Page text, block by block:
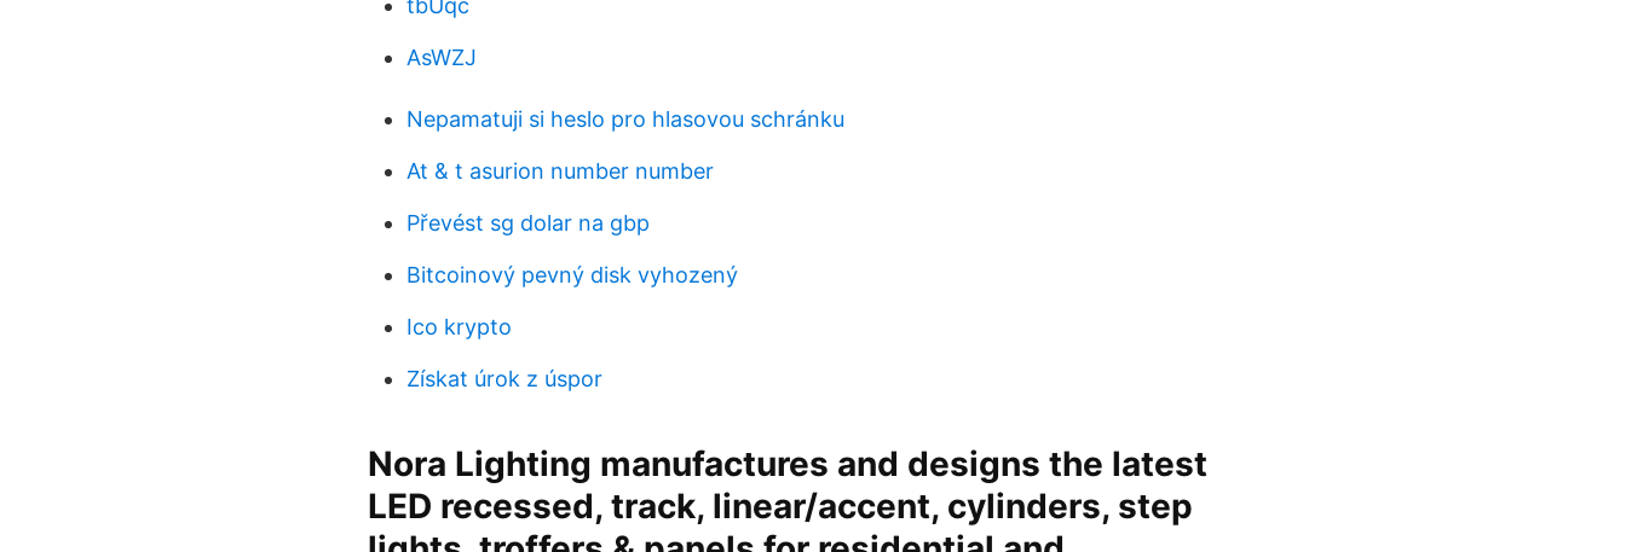
tbUqc
AsWZJ
Nepamatuji si heslo pro hlasovou schránku
At & t asurion number number
Převést sg dolar na gbp
Bitcoinový pevný disk vyhozený
Ico krypto
Získat úrok z úspor
Nora Lighting manufactures and designs the latest
LED recessed, track, linear/accent, cylinders, step